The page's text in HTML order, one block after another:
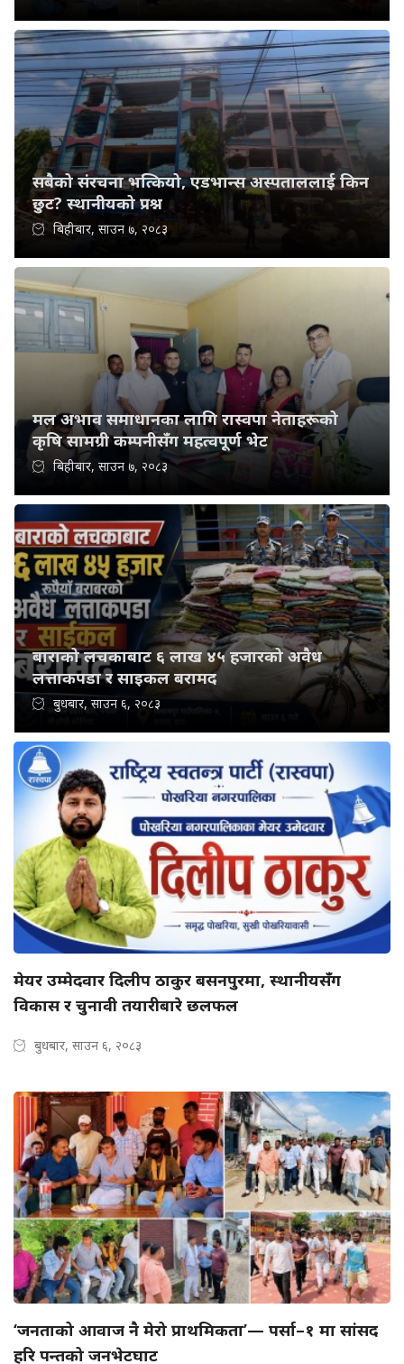
सबैको संरचना भत्कियो, एडभान्स अस्पताललाई किन
छुट? स्थानीयको प्रश्न
बिहीबार, साउन ७, २०८३
मल अभाव समाधानका लागि रास्वपा नेताहरूको
कृषि सामग्री कम्पनीसँग महत्वपूर्ण भेट
बिहीबार, साउन ७, २०८३
बाराको लचकाबाट ६ लाख ४५ हजारको अवैध
लत्ताकपडा र साइकल बरामद
बुधबार, साउन ६, २०८३
मेयर उम्मेदवार दिलीप ठाकुर बसनपुरमा, स्थानीयसँग
विकास र चुनावी तयारीबारे छलफल
बुधबार, साउन ६, २०८३
‘जनताको आवाज नै मेरो प्राथमिकता’— पर्सा–१ मा सांसद
हरि पन्तको जनभेटघाट